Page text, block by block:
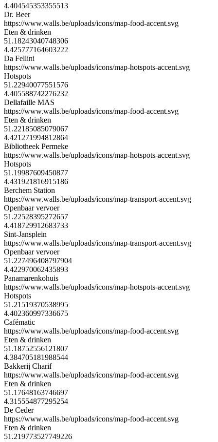
4.404545353355513
Dr. Beer
https://www.walls.be/uploads/icons/map-food-accent.svg
Eten & drinken
51.18243040748306
4.425777164603222
Da Fellini
https://www.walls.be/uploads/icons/map-hotspots-accent.svg
Hotspots
51.22940077551576
4.405588742276232
Dellafaille MAS
https://www.walls.be/uploads/icons/map-food-accent.svg
Eten & drinken
51.22185085079067
4.421271994812864
Bibliotheek Permeke
https://www.walls.be/uploads/icons/map-hotspots-accent.svg
Hotspots
51.19987609450877
4.431921816915186
Berchem Station
https://www.walls.be/uploads/icons/map-transport-accent.svg
Openbaar vervoer
51.22528395272657
4.418729912683733
Sint-Jansplein
https://www.walls.be/uploads/icons/map-transport-accent.svg
Openbaar vervoer
51.227496408797904
4.422970062435893
Panamarenkohuis
https://www.walls.be/uploads/icons/map-hotspots-accent.svg
Hotspots
51.21519370538995
4.402360997336675
Cafématic
https://www.walls.be/uploads/icons/map-food-accent.svg
Eten & drinken
51.18752556121807
4.384705181988544
Bakkerij Charif
https://www.walls.be/uploads/icons/map-food-accent.svg
Eten & drinken
51.17648163746697
4.315554877295254
De Ceder
https://www.walls.be/uploads/icons/map-food-accent.svg
Eten & drinken
51.219773527749226